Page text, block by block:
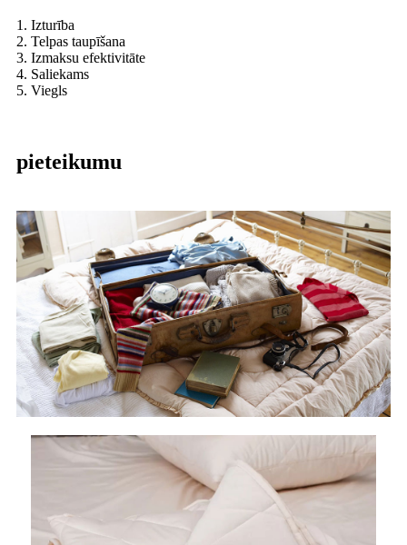
1. Izturība
2. Telpas taupīšana
3. Izmaksu efektivitāte
4. Saliekams
5. Viegls
pieteikumu